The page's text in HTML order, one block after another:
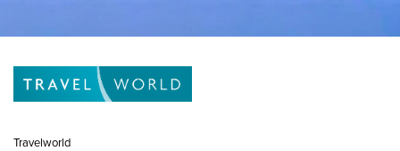
Travelworld